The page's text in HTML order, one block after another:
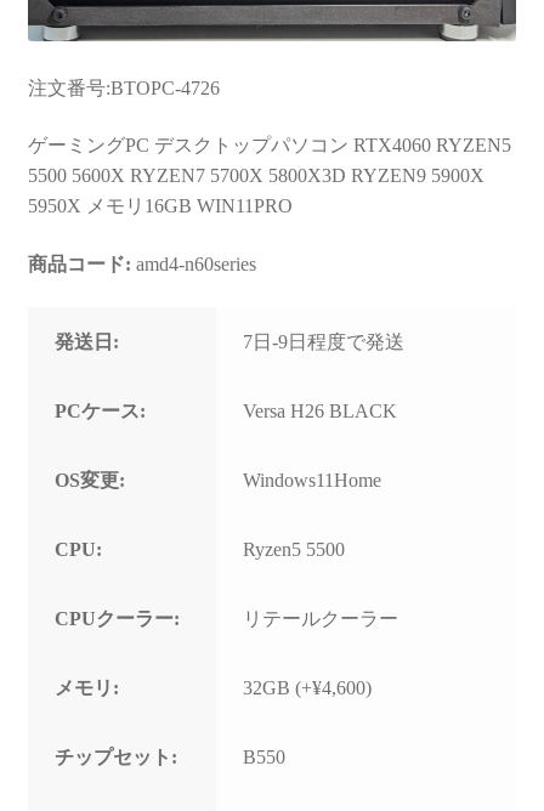
注文番号:BTOPC-4726
ゲーミングPC デスクトップパソコン RTX4060 RYZEN5
5500 5600X RYZEN7 5700X 5800X3D RYZEN9 5900X
5950X メモリ16GB WIN11PRO
商品コード: amd4-n60series
発送日: 7日-9日程度で発送
PCケース: Versa H26 BLACK
OS変更: Windows11Home
CPU: Ryzen5 5500
CPUクーラー: リテールクーラー
メモリ: 32GB (+¥4,600)
チップセット: B550